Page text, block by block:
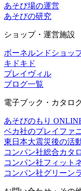
あそび場の運営
あそびの研究
ショップ・運営施設
ボーネルンドショッ
キドキド
プレイヴィル
ブログ一覧
電子ブック・カタロ
あそびのもり
ベカ社のプレイファ
東日本大震災後の活
コンパン社総合カタ
コンパン社フィット
コンパン社グリーン